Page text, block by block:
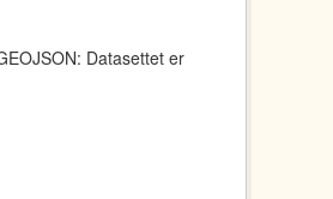
Datasettet er